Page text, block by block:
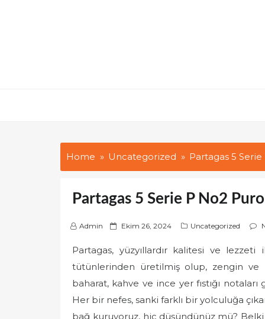
Home Uncategorized Partagas 5
Partagas 5 Serie P No2
Admin
P
t
o
n
Ekim 26, 2024 Uncategorized
Partagas, yüzyıllardır kalitesi ve
tütünlerinden üretilmiş olup, zengin ve
baharat, kahve ve ince yer fıstığı
Her bir nefes, sanki farklı bir yolculuğa
bağ kuruyoruz, hiç düşündünüz mü?